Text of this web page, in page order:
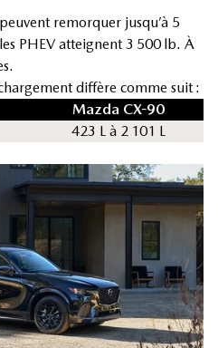
remorquer jusqu’à 5
PHEV atteignent 3 500 lb. À
diffère comme suit :
Mazda CX-90
423 L à 2 101 L